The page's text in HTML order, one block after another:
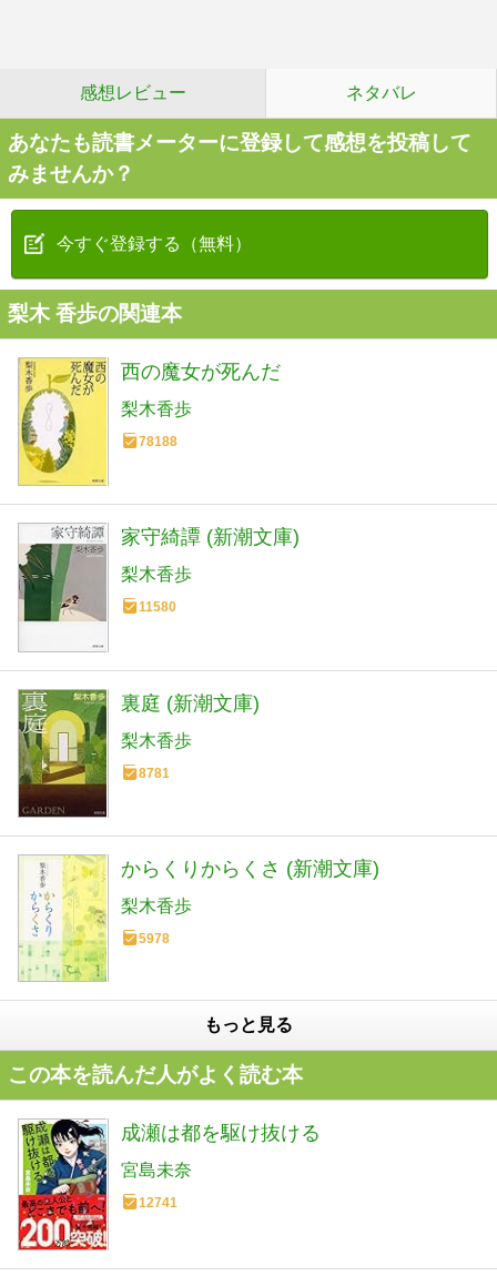
感想レビュー ネタバレ
あなたも読書メーターに登録して感想を投稿して
みませんか？
今すぐ登録する（無料）
梨木 香歩の関連本
西の魔女が死んだ
梨木香歩
78188
家守綺譚 (新潮文庫)
梨木香歩
11580
裏庭 (新潮文庫)
梨木香歩
8781
からくりからくさ (新潮文庫)
梨木香歩
5978
もっと見る
この本を読んだ人がよく読む本
成瀬は都を駆け抜ける
宮島未奈
12741